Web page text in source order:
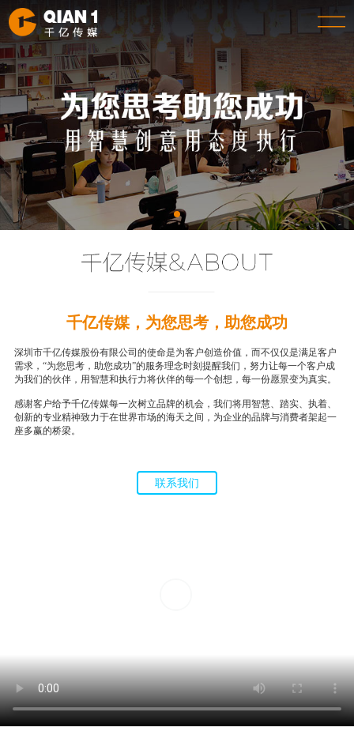
千亿传媒，为您思考，助您成功
深圳市千亿传媒股份有限公司的使命是为客户创造价值，而不仅仅是满足客户
需求，“为您思考，助您成功”的服务理念时刻提醒我们，努力让每一个客户成
为我们的伙伴，用智慧和执行力将伙伴的每一个创想，每一份愿景变为真实。
感谢客户给予千亿传媒每一次树立品牌的机会，我们将用智慧、踏实、执着、
创新的专业精神致力于在世界市场的海天之间，为企业的品牌与消费者架起一
座多赢的桥梁。
联系我们